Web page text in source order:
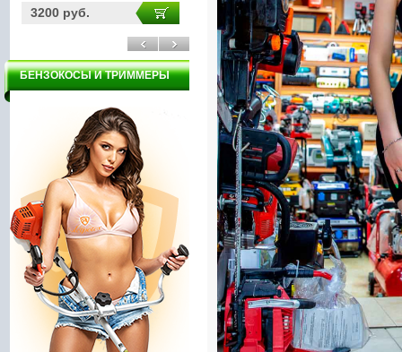
3200 руб. 24900 руб.
БЕНЗОКОСЫ И ТРИММЕРЫ